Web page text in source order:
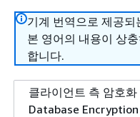
기계 번역으로 제공
본 영어의 내용이 상
합니다.
클라이언트 측 암호
Database Encryption